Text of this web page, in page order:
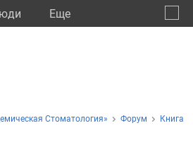
Eще
Стоматология» Форум
Книга